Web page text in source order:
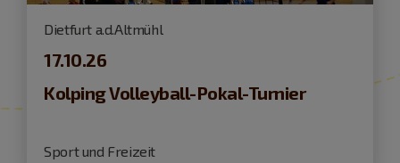
Dietfurt a.d.Altmühl
17.10.26
Kolping Volleyball-Pokal-Turnier
Sport und Freizeit